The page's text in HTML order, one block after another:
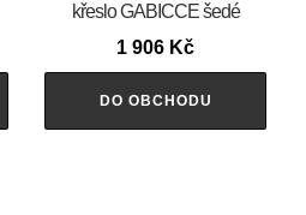
křeslo GABICCE šedé
1 906 Kč
DO OBCHODU